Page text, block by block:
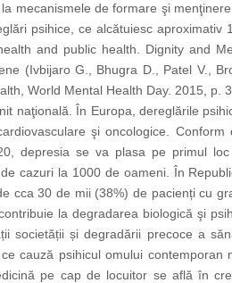
mecanismele de formare şi
psihice, ce alcătuiesc
and public health. Dignity and
(Ivbijaro G., Bhugra D., Patel V.,
World Mental Health Day. 2015,
naţională. În Europa, dereglările
şi oncologice.
depresia se va plasa pe primul
cazuri la 1000 de oameni. În
cca 30 de mii (38%) de pacienți cu
la degradarea biologică şi
societății și degradării precoce a
cauză psihicul omului
pe cap de locuitor se află în